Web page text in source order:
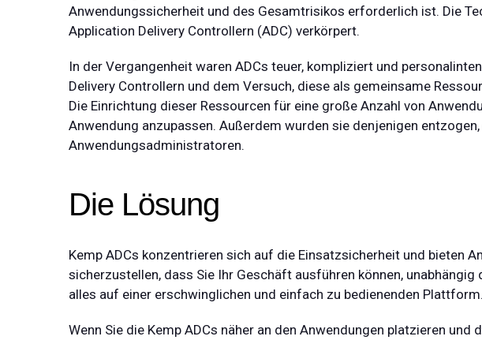
Anwendungssicherheit und des Gesamtrisikos erforderlich ist. Die
Application Delivery Controllern (ADC) verkörpert.
In der Vergangenheit waren ADCs teuer, kompliziert und
Delivery Controllern und dem Versuch, diese als gemeinsame
Die Einrichtung dieser Ressourcen für eine große Anzahl von
Anwendung anzupassen. Außerdem wurden sie denjenigen
Anwendungsadministratoren.
Die Lösung
Kemp ADCs konzentrieren sich auf die Einsatzsicherheit und bieten
sicherzustellen, dass Sie Ihr Geschäft ausführen können,
alles auf einer erschwinglichen und einfach zu bedienenden Plattform.
Wenn Sie die Kemp ADCs näher an den Anwendungen platzieren